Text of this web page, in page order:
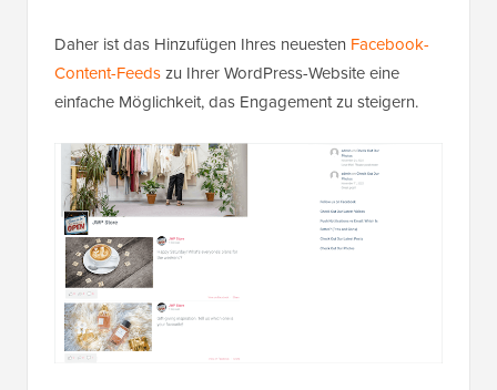
Daher ist das Hinzufügen Ihres neuesten Facebook-
Content-Feedszu Ihrer WordPress-Website eine
einfache Möglichkeit, das Engagement zu steigern.